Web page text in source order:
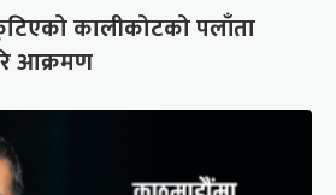
कालीकोटको पलाँता
आक्रमण